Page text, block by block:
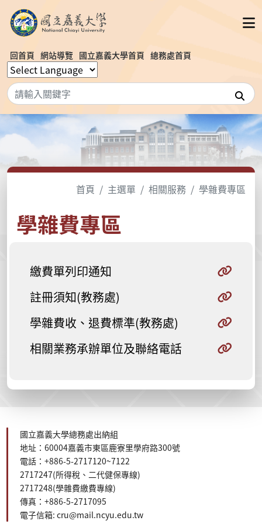
回首頁 網站導覽 國立嘉義大學首頁 總務處首頁
搜尋
首頁 主選單 相關服務 學雜費專區
學雜費專區
繳費單列印通知
註冊須知(教務處)
學雜費收、退費標準(教務處)
相關業務承辦單位及聯絡電話
國立嘉義大學總務處出納組
地址：60004嘉義市東區鹿寮里學府路300號
電話：+886-5-2717120~7122
2717247(所得稅、二代健保專線)
2717248(學雜費繳費專線)
傳真：+886-5-2717095
電子信箱: cru@mail.ncyu.edu.tw